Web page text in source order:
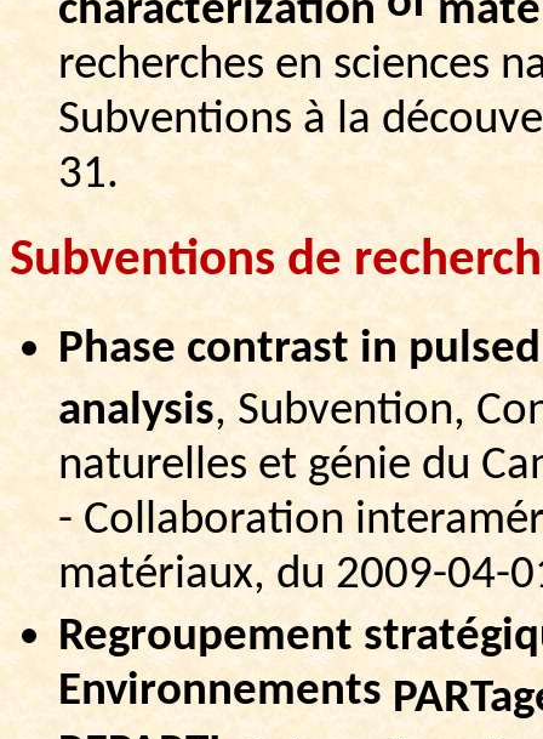
characterization
recherches en sciences
Subventions à la
31.
Subventions de
Phase contrast in pulsed
analysis, Subvention,
naturelles et génie du
- Collaboration
matériaux, du 2009-04-
Regroupement
Environnements